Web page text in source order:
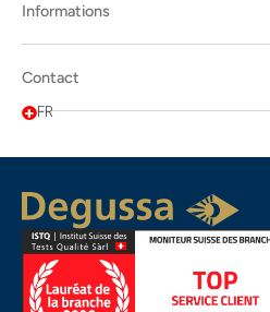
Informations
Contact
FR